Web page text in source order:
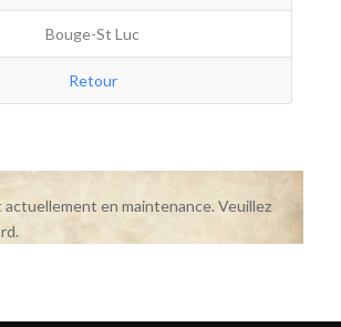
Bouge-St Luc
Retour
en maintenance. Veuillez